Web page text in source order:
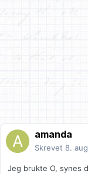
amanda
Skrevet 8.
Jeg brukte O, synes